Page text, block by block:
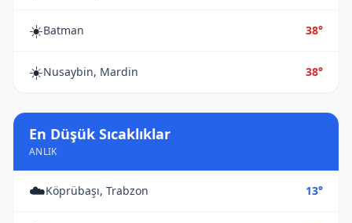
☀️Batman 38°
☀️Nusaybin, Mardin 38°
En Düşük Sıcaklıklar
ANLIK
☁️Köprübaşı, Trabzon 13°